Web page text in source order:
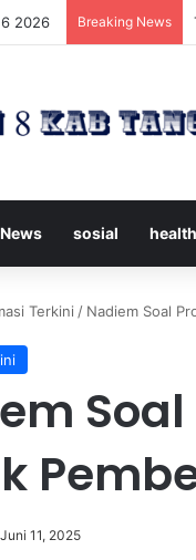
2026 Breaking News
News sosial health
Terkini / Nadiem Soal
Soal
Juni 11, 2025